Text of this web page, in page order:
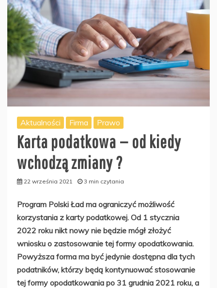
Aktualności Firma Prawo
Karta podatkowa — od kiedy
wchodzą zmiany ?
22 września 2021 3 min czytania
Program Polski Ład ma ograniczyć możliwość
korzystania z karty podatkowej. Od 1 stycznia
2022 roku nikt nowy nie będzie mógł złożyć
wniosku o zastosowanie tej formy opodatkowania.
Powyższa forma ma być jedynie dostępna dla tych
podatników, którzy będą kontynuować stosowanie
tej formy opodatkowania po 31 grudnia 2021 roku, a